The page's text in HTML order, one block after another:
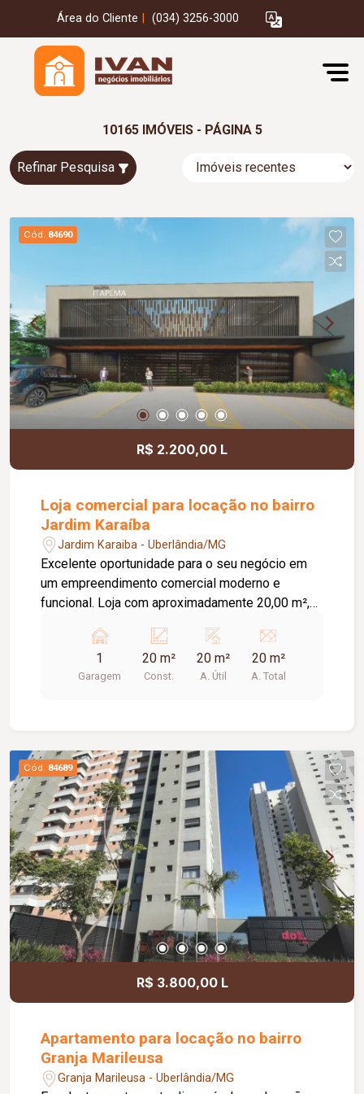
Área do Cliente (034) 3256-3000
10165 IMÓVEIS - PÁGINA 5
Refinar Pesquisa
Cód. 84690
R$ 2.200,00 L
Loja comercial para locação no bairro
Jardim Karaíba
Jardim Karaiba - Uberlândia/MG
Excelente oportunidade para o seu negócio em
um empreendimento comercial moderno e
funcional. Loja com aproximadamente 20,00 m²,
espaço prático, bem estruturado e pronto para
receber clientes. O empreendimento oferece uma
completa infraestrutura compartilhada, contando
comodidade e autonomia para as operações do
dia a dia. Conta ainda com estacionamento
rotativo para aproximadamente 05 veículos e 05
motocicletas, área ajardinada e uma excelente
vista, criando um ambiente agradável para
clientes e colaboradores. Um espaço estratégico,
confortável e preparado para impulsionar o
crescimento do seu negócio.
1
Garagem
20 m²
Const.
20 m²
A. Útil
20 m²
A. Total
Cód. 84689
R$ 3.800,00 L
Apartamento para locação no bairro
Granja Marileusa
Granja Marileusa - Uberlândia/MG